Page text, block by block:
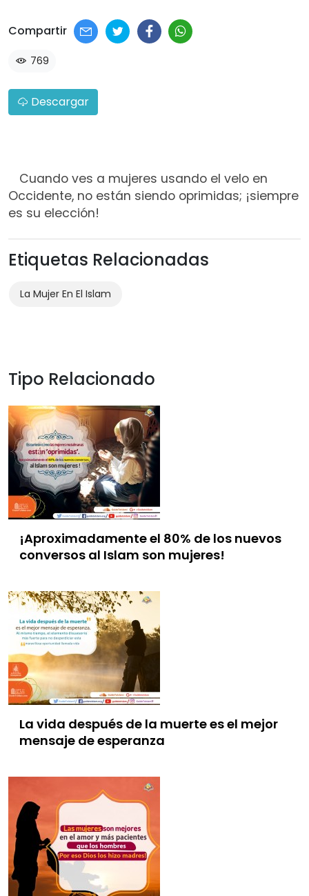
Compartir
769
Descargar
Cuando ves a mujeres usando el velo en
Occidente, no están siendo oprimidas; ¡siempre
es su elección!
Etiquetas Relacionadas
La Mujer En El Islam
Tipo Relacionado
¡Aproximadamente el 80% de los nuevos
conversos al Islam son mujeres!
La vida después de la muerte es el mejor
mensaje de esperanza